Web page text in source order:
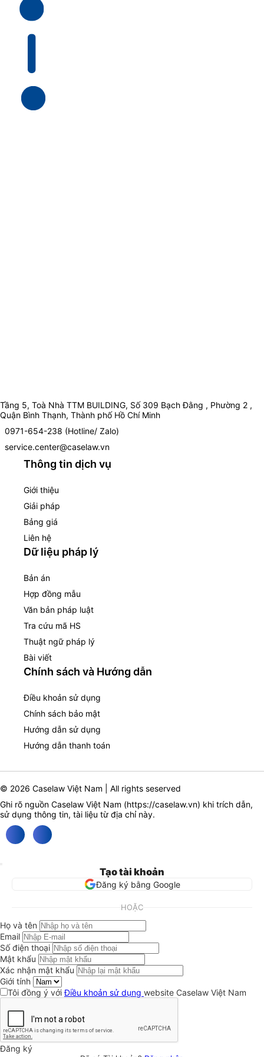
Tầng 5, Toà Nhà TTM BUILDING, Số 309 Bạch Đằng , Phường 2 ,
Quận Bình Thạnh, Thành phố Hồ Chí Minh
0971-654-238 (Hotline/ Zalo)
service.center@caselaw.vn
Thông tin dịch vụ
Giới thiệu
Giải pháp
Bảng giá
Liên hệ
Dữ liệu pháp lý
Bản án
Hợp đồng mẫu
Văn bản pháp luật
Tra cứu mã HS
Thuật ngữ pháp lý
Bài viết
Chính sách và Hướng dẫn
Điều khoản sử dụng
Chính sách bảo mật
Hướng dẫn sử dụng
Hướng dẫn thanh toán
© 2026 Caselaw Việt Nam | All rights seserved
Ghi rõ nguồn Caselaw Việt Nam (https://caselaw.vn) khi trích dẫn,
sử dụng thông tin, tài liệu từ địa chỉ này.
Tạo tài khoản
Đăng ký bằng Google
HOẶC
Họ và tên
Email
Số điện thoại
Mật khẩu
Xác nhận mật khẩu
Giới tính
Tôi đồng ý vớiĐiều khoản sử dụng website Caselaw Việt Nam
Đăng ký